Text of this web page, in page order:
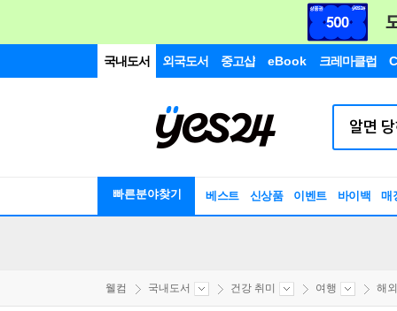
국내도서 외국도서 중고샵 eBook 크레마클럽
빠른분야찾기 베스트 신상품 이벤트 바이백 매
웰컴 국내도서 건강 취미 여행 해